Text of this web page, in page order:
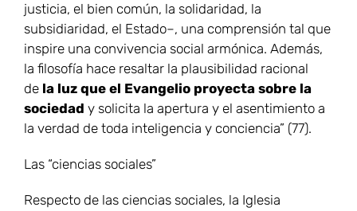
justicia, el bien común, la solidaridad, la
subsidiaridad, el Estado–, una comprensión tal que
inspire una convivencia social armónica. Además,
la filosofía hace resaltar la plausibilidad racional
de la luz que el Evangelio proyecta sobre la
sociedad y solicita la apertura y el asentimiento a
la verdad de toda inteligencia y conciencia” (77).
Las “ciencias sociales”
Respecto de las ciencias sociales, la Iglesia